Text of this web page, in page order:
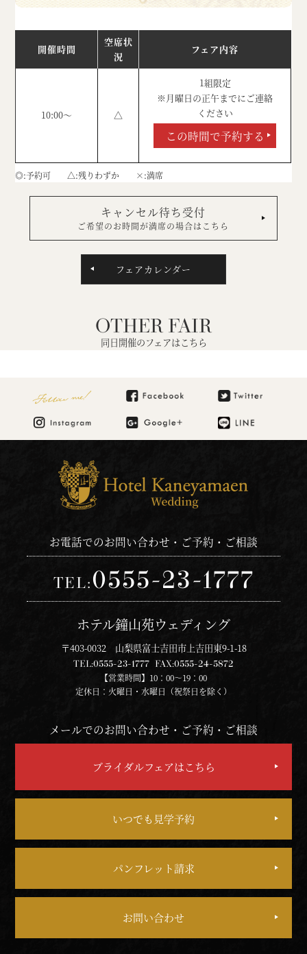
開催時間
空席状
況
フェア内容
10:00～ △
1組限定
※月曜日の正午までにご連絡
ください
この時間で予約する
◎ 予約可 △ 残りわずか × 満席
キャンセル待ち受付
ご希望のお時間が満席の場合はこちら
フェアカレンダー
OTHER FAIR
同日開催のフェアはこちら
Follow me!
お電話でのお問い合わせ・ご予約・ご相談
TEL:0555-23-1777
ホテル鐘山苑ウェディング
〒403-0032 山梨県富士吉田市上吉田東9-1-18
TEL:0555-23-1777 FAX:0555-24-5872
【営業時間】10：00～19：00
定休日：火曜日・水曜日（祝祭日を除く）
メールでのお問い合わせ・ご予約・ご相談
ブライダルフェアはこちら
いつでも見学予約
パンフレット請求
お問い合わせ